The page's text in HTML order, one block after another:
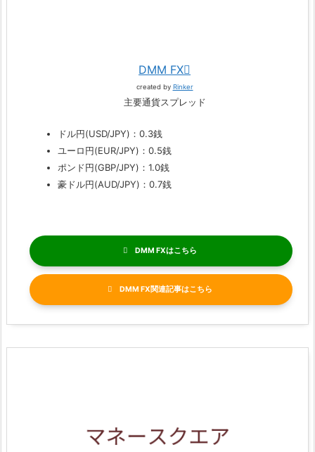
DMM FX
created by Rinker
主要通貨スプレッド
ドル円(USD/JPY)：0.3銭
ユーロ円(EUR/JPY)：0.5銭
ポンド円(GBP/JPY)：1.0銭
豪ドル円(AUD/JPY)：0.7銭
DMM FX
DMM FX関連記事